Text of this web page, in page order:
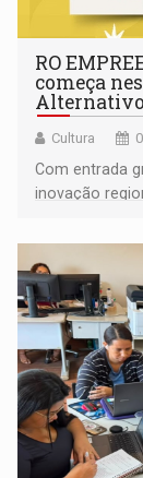
RO
começa
Alternativo
Cultura
Com entrada
inovação